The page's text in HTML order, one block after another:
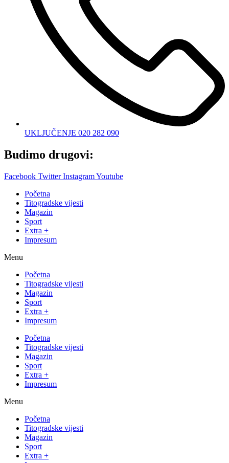
UKLJUČENJE 020 282 090
Budimo drugovi:
Facebook Twitter InstagramYoutube
Početna
Titogradske vijesti
Magazin
Sport
Extra +
Impresum
Menu
Početna
Titogradske vijesti
Magazin
Sport
Extra +
Impresum
Početna
Titogradske vijesti
Magazin
Sport
Extra +
Impresum
Menu
Početna
Titogradske vijesti
Magazin
Sport
Extra +